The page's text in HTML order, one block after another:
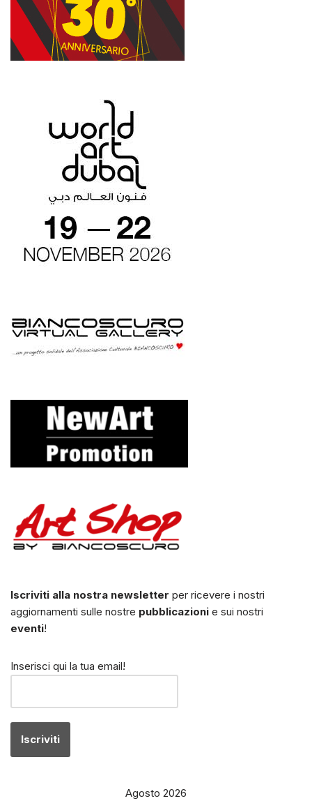
Iscriviti alla nostra newsletter per ricevere i nostri
aggiornamenti sulle nostre pubblicazioni e sui nostri
eventi!
Inserisci qui la tua email!
Agosto 2026